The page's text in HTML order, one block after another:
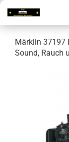
Märklin 37197
Sound, Rauch